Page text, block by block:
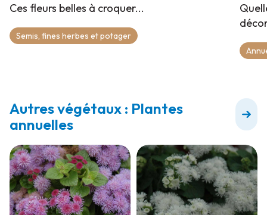
Ces fleurs belles à croquer...
Semis, fines herbes et potager
Autres végétaux : Plantes
annuelles